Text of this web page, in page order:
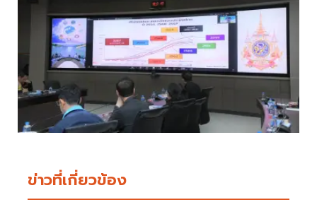
ข่าวที่เกี่ยวข้อง